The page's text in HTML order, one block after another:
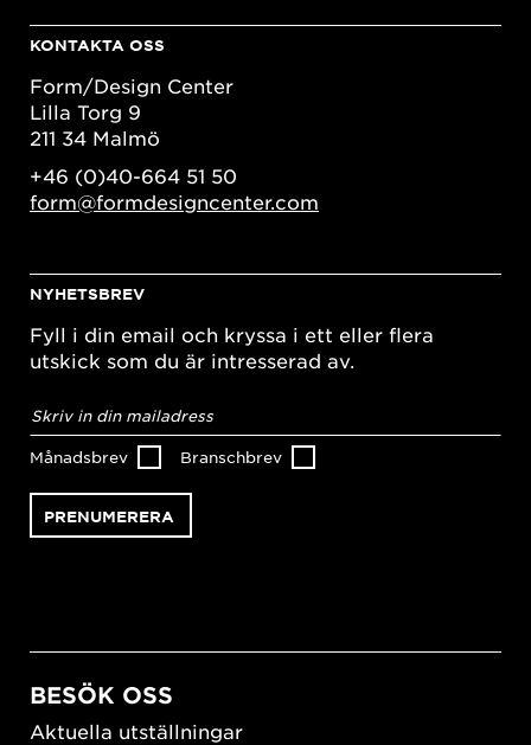
KONTAKTA OSS
Form/Design Center
Lilla Torg 9
211 34 Malmö
+46 (0)40-664 51 50
form@formdesigncenter.com
NYHETSBREV
Fyll i din email och kryssa i ett eller flera
utskick som du är intresserad av.
postadress*
Månadsbrev Branschbrev
BESÖK OSS
Aktuella utställningar